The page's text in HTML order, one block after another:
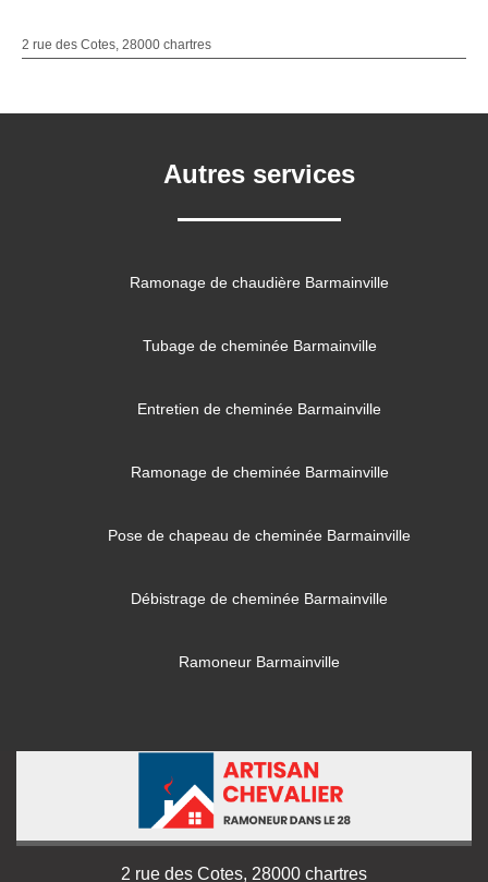
2 rue des Cotes, 28000 chartres
Autres services
Ramonage de chaudière Barmainville
Tubage de cheminée Barmainville
Entretien de cheminée Barmainville
Ramonage de cheminée Barmainville
Pose de chapeau de cheminée Barmainville
Débistrage de cheminée Barmainville
Ramoneur Barmainville
2 rue des Cotes, 28000 chartres